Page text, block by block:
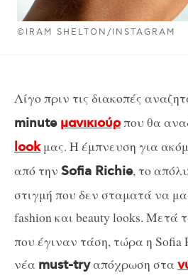
©IRAM SHELTON/INSTAGRAM
Λίγο πριν τις διακοπές
minute μανικιούρπου θα
lookμας. Η έμπνευση για
από την Sofia Richie, το
στιγμή που δεν σταματά να
fashion και beauty looks. Μετά
που έγιναν τάση, τώρα η Sofia
νέα must-tryαπόχρωση στα